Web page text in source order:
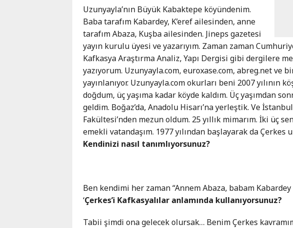
Güney
Osetya
İnguşetya
Kabardey-
Balkar
Karaçay-
Çerkes
Krasnodar
Kray
Kuzey
Osetya
Stavropol
Gürcistan
Uzunyayla’nın Büyük Kabaktepe köyündenim.
Baba tarafım Kabardey, K’eref ailesinden, anne
tarafım Abaza, Kuşba ailesinden. Jineps gazetesi
yayın kurulu üyesi ve yazarıyım. Zaman zaman
Kafkasya Araştırma Analiz, Yapı Dergisi gibi dergilere
yazıyorum. Uzunyayla.com, euroxase.com, abreg.net ve
yayınlanıyor. Uzunyayla.com okurları beni 2007 yılının
doğdum, üç yaşıma kadar köyde kaldım. Üç yaşımdan
geldim. Boğaz’da, Anadolu Hisarı’na yerleştik. Ve
Fakültesi’nden mezun oldum. 25 yıllık mimarım. İki üç
emekli vatandaşım. 1977 yılından başlayarak da
Kendinizi nasıl tanımlıyorsunuz?
Ben kendimi her zaman “Annem Abaza, babam Kabardey
‘Çerkes’i Kafkasyalılar anlamında kullanıyorsunuz?
Tabii şimdi ona gelecek olursak… Benim Çerkes